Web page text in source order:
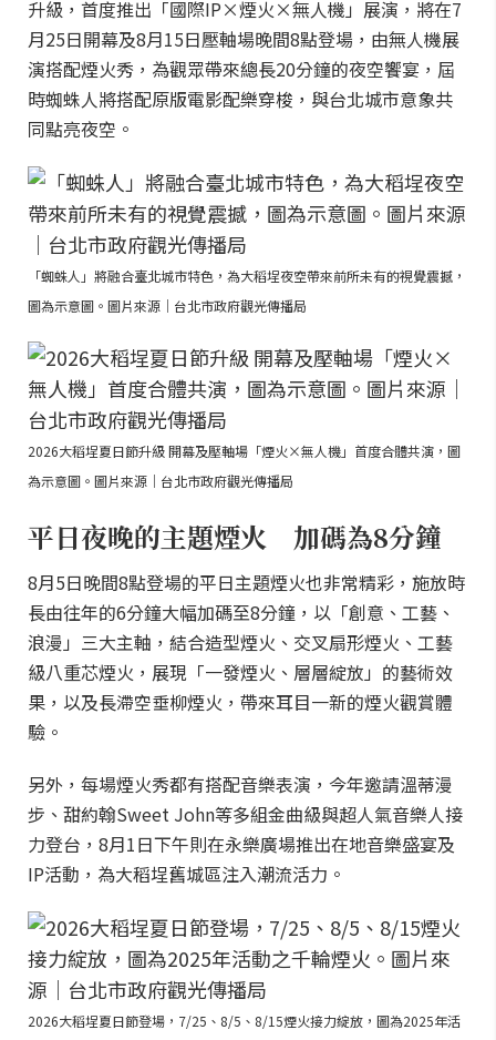
升級，首度推出「國際IP×煙火×無人機」展演，將在7
月25日開幕及8月15日壓軸場晚間8點登場，由無人機展
演搭配煙火秀，為觀眾帶來總長20分鐘的夜空饗宴，屆
時蜘蛛人將搭配原版電影配樂穿梭，與台北城市意象共
同點亮夜空。
「蜘蛛人」將融合臺北城市特色，為大稻埕夜空帶來前所未有的視覺震撼，
圖為示意圖。圖片來源｜台北市政府觀光傳播局
2026大稻埕夏日節升級 開幕及壓軸場「煙火×無人機」首度合體共演，圖
為示意圖。圖片來源｜台北市政府觀光傳播局
平日夜晚的主題煙火 加碼為8分鐘
8月5日晚間8點登場的平日主題煙火也非常精彩，施放時
長由往年的6分鐘大幅加碼至8分鐘，以「創意、工藝、
浪漫」三大主軸，結合造型煙火、交叉扇形煙火、工藝
級八重芯煙火，展現「一發煙火、層層綻放」的藝術效
果，以及長滯空垂柳煙火，帶來耳目一新的煙火觀賞體
驗。
另外，每場煙火秀都有搭配音樂表演，今年邀請溫蒂漫
步、甜約翰Sweet John等多組金曲級與超人氣音樂人接
力登台，8月1日下午則在永樂廣場推出在地音樂盛宴及
IP活動，為大稻埕舊城區注入潮流活力。
2026大稻埕夏日節登場，7/25、8/5、8/15煙火接力綻放，圖為2025年活